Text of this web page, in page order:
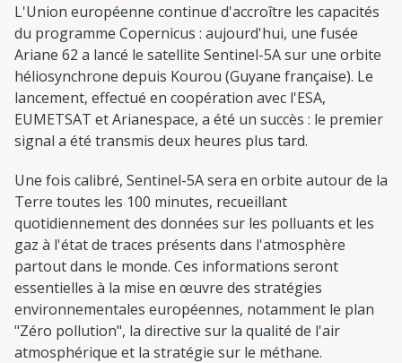
L'Union européenne continue d'accroître les capacités
du programme Copernicus : aujourd'hui, une fusée
Ariane 62 a lancé le satellite Sentinel-5A sur une orbite
héliosynchrone depuis Kourou (Guyane française). Le
lancement, effectué en coopération avec l'ESA,
EUMETSAT et Arianespace, a été un succès : le premier
signal a été transmis deux heures plus tard.
Une fois calibré, Sentinel-5A sera en orbite autour de la
Terre toutes les 100 minutes, recueillant
quotidiennement des données sur les polluants et les
gaz à l'état de traces présents dans l'atmosphère
partout dans le monde. Ces informations seront
essentielles à la mise en œuvre des stratégies
environnementales européennes, notamment le plan
"Zéro pollution", la directive sur la qualité de l'air
atmosphérique et la stratégie sur le méthane.